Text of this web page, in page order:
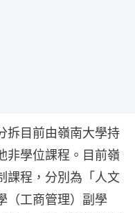
拆目前由嶺南大學持
非學位課程。目前嶺
課程，分別為「人文
（工商管理）副學